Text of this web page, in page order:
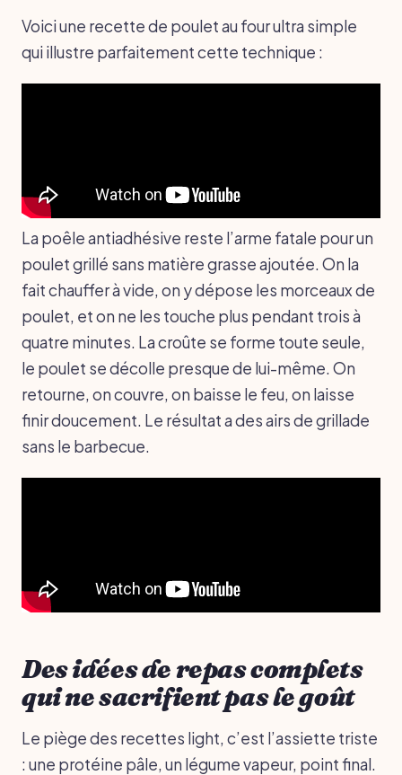
Voici une recette de poulet au four ultra simple
qui illustre parfaitement cette technique :
La poêle antiadhésive reste l’arme fatale pour un
poulet grillé sans matière grasse ajoutée. On la
fait chauffer à vide, on y dépose les morceaux de
poulet, et on ne les touche plus pendant trois à
quatre minutes. La croûte se forme toute seule,
le poulet se décolle presque de lui-même. On
retourne, on couvre, on baisse le feu, on laisse
finir doucement. Le résultat a des airs de grillade
sans le barbecue.
Des idées de repas complets
qui ne sacrifient pas le goût
Le piège des recettes light, c’est l’assiette triste
: une protéine pâle, un légume vapeur, point final.